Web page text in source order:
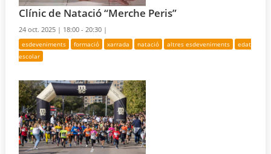
Clínic de Natació “Merche Peris”
24 oct. 2025 | 18:00 - 20:30 |
esdeveniments formació xarrada natació altres esdeveniments
edat
escolar